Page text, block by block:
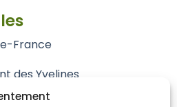
France
des Yvelines